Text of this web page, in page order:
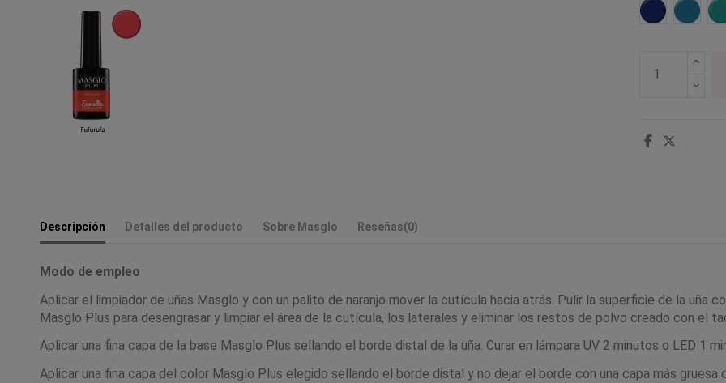
Atractiva
Descripción Detalles del producto Sobre Masglo Reseñas(0)
Modo de empleo
Aplicar el limpiador de uñas Masglo y con un palito de naranjo mover la cutícula hacia atrás. Pulir la superficie de la uña
Masglo Plus para desengrasar y limpiar el área de la cutícula, los laterales y eliminar los restos de polvo creado con el
Aplicar una fina capa de la base Masglo Plus sellando el borde distal de la uña. Curar en lámpara UV 2 minutos o LED 1
Aplicar una fina capa del color Masglo Plus elegido sellando el borde distal y no dejar el borde con una capa más gruesa